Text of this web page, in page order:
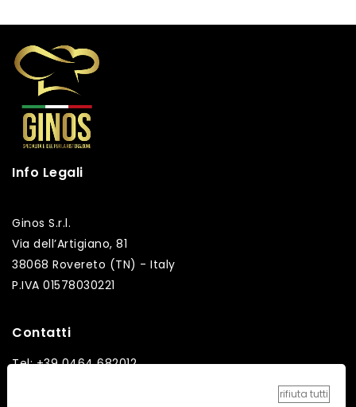
Info Legali
Ginos S.r.l.
Via dell’Artigiano, 81
38068 Rovereto (TN) - Italy
P.IVA 01578030221
Contatti
Tel: +39 0464 682012
rifiuta tutti